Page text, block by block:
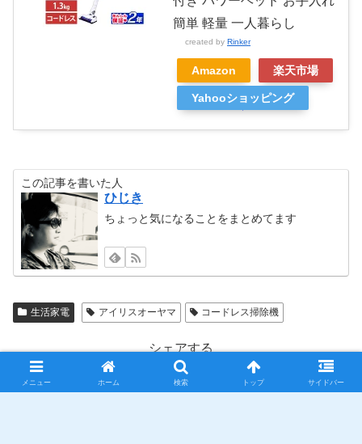
簡単 軽量 一人暮らし
created by Rinker
Amazon 楽天市場
Yahooショッピング
この記事を書いた人
ひじき
ちょっと気になることをまとめてます
生活家電 アイリスオーヤマ コードレス掃除機
シェアする
Facebook はてブ
メニュー ホーム 検索 トップ サイドバー